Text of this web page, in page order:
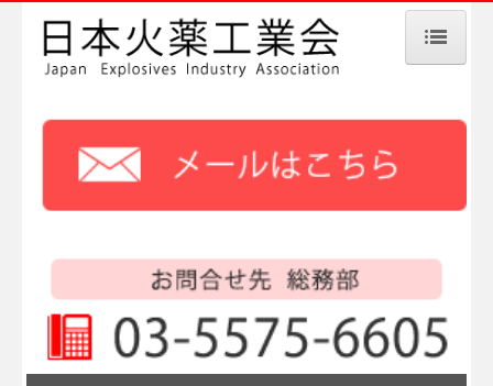
工業会のご紹介
会員紹介
製品・事業紹介
刊行物